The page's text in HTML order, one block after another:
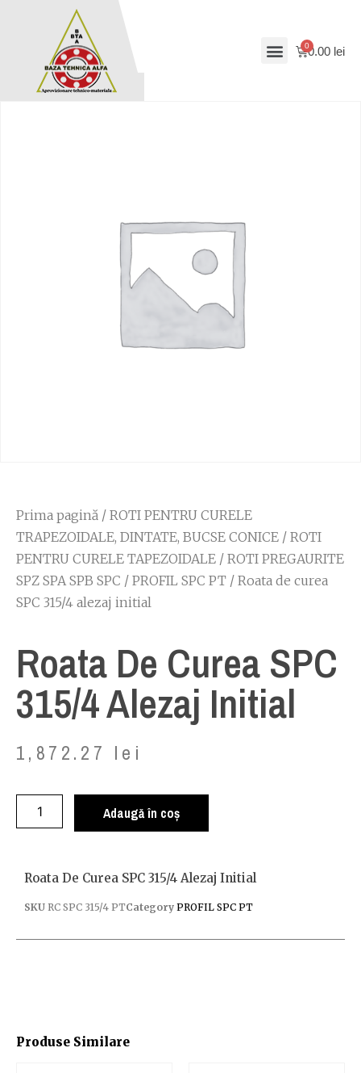
0.00 lei
Prima pagină / ROTI PENTRU CURELE
TRAPEZOIDALE, DINTATE, BUCSE CONICE / ROTI
PENTRU CURELE TAPEZOIDALE / ROTI PREGAURITE
SPZ SPA SPB SPC / PROFIL SPC PT / Roata de curea
SPC 315/4 alezaj initial
Roata De Curea SPC
315/4 Alezaj Initial
1,872.27 lei
Adaugă în coș
Produse Similare
Roata De Curea SPC 315/4 Alezaj Initial
SKU RC SPC 315/4 PTCategory PROFIL SPC PT